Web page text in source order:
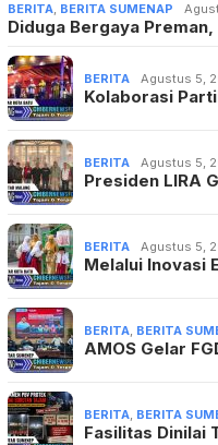
BERITA, BERITA SUMENAP
Diduga Bergaya
BERITA Agustus 5,
Kolaborasi
BERITA Agustus 5,
Presiden LIRA
BERITA Agustus 5,
Melalui Inovasi
BERITA, BERITA
AMOS Gelar
BERITA, BERITA
Fasilitas Dinilai